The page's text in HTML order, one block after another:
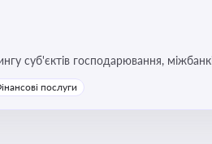
суб'єктів господарювання,
послуги